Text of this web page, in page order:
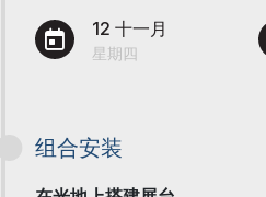
12 十一月
星期四
组合安装